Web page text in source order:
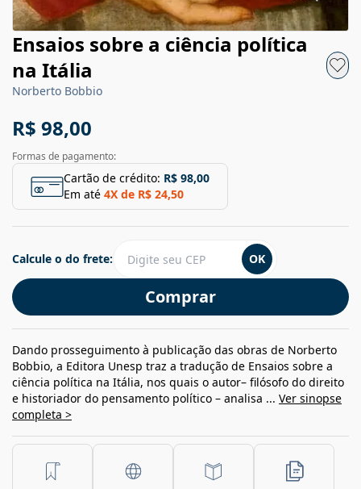
Ensaios sobre a ciência política
na Itália
Norberto Bobbio
R$ 98,00
Formas de pagamento:
Cartão de crédito: R$ 98,00
Em até 4X de R$ 24,50
Comprar
Calcule o do frete: OK
Dando prosseguimento à publicação das obras de Norberto
Bobbio, a Editora Unesp traz a tradução de Ensaios sobre a
ciência política na Itália, nos quais o autor– filósofo do direito
e historiador do pensamento político – analisa ... Ver sinopse
completa >